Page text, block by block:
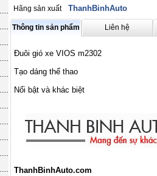
Hãng sản xuất
ThanhBinhAuto
Thông tin sản phẩm Liên hệ
Đuôi gió xe VIOS m2302
Tạo dáng thể thao
Nổi bật và khác biệt
ThanhBinhAuto.com